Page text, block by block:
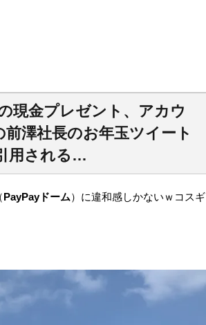
現金プレゼント、アカウ
澤社長のお年玉ツイート
用される…
PayPayドーム）に違和感しかないｗコスギ